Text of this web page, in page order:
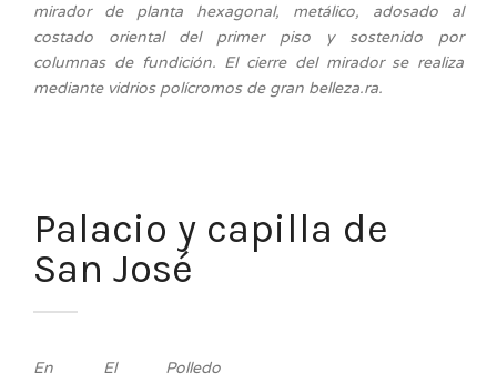
mirador de planta hexagonal, metálico, adosado al
costado oriental del primer piso y sostenido por
columnas de fundición. El cierre del mirador se realiza
mediante vidrios polícromos de gran belleza.ra.
Palacio y capilla de
San José
En El Polledo